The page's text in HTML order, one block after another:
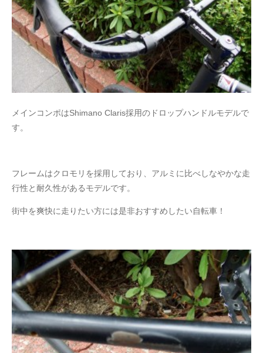
メインコンポはShimano Claris採用のドロップハンドルモデルで
す。
フレームはクロモリを採用しており、アルミに比べしなやかな走
行性と耐久性があるモデルです。
街中を爽快に走りたい方には是非おすすめしたい自転車！